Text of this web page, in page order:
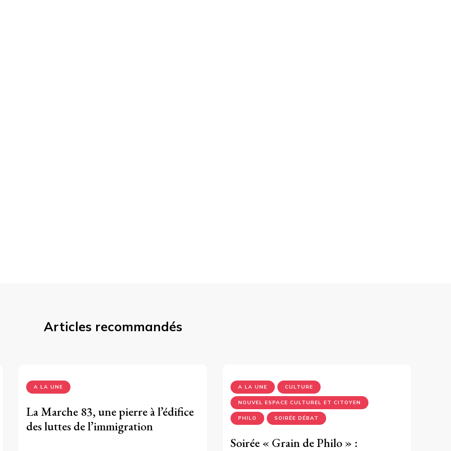
Articles recommandés
A LA UNE
La Marche 83, une pierre à l’édifice
des luttes de l’immigration
A LA UNE CULTURE
NOUVEL ESPACE CULTUREL ET CITOYEN
PHILO SOIRÉE DÉBAT
Soirée « Grain de Philo » :